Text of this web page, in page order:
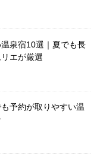
泉宿10選｜夏でも長
エが厳選
予約が取りやすい温